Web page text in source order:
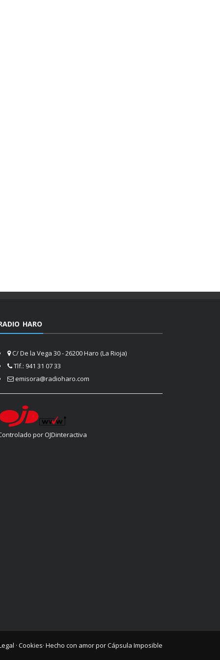
HARO
C/ De la Vega 30 - 26200 Haro (La Rioja)
Tlf.: 941 31 07 33
emisora@radioharo.com
por OJDinteractiva
· Cookies· Hecho con amor porCápsula Imposible